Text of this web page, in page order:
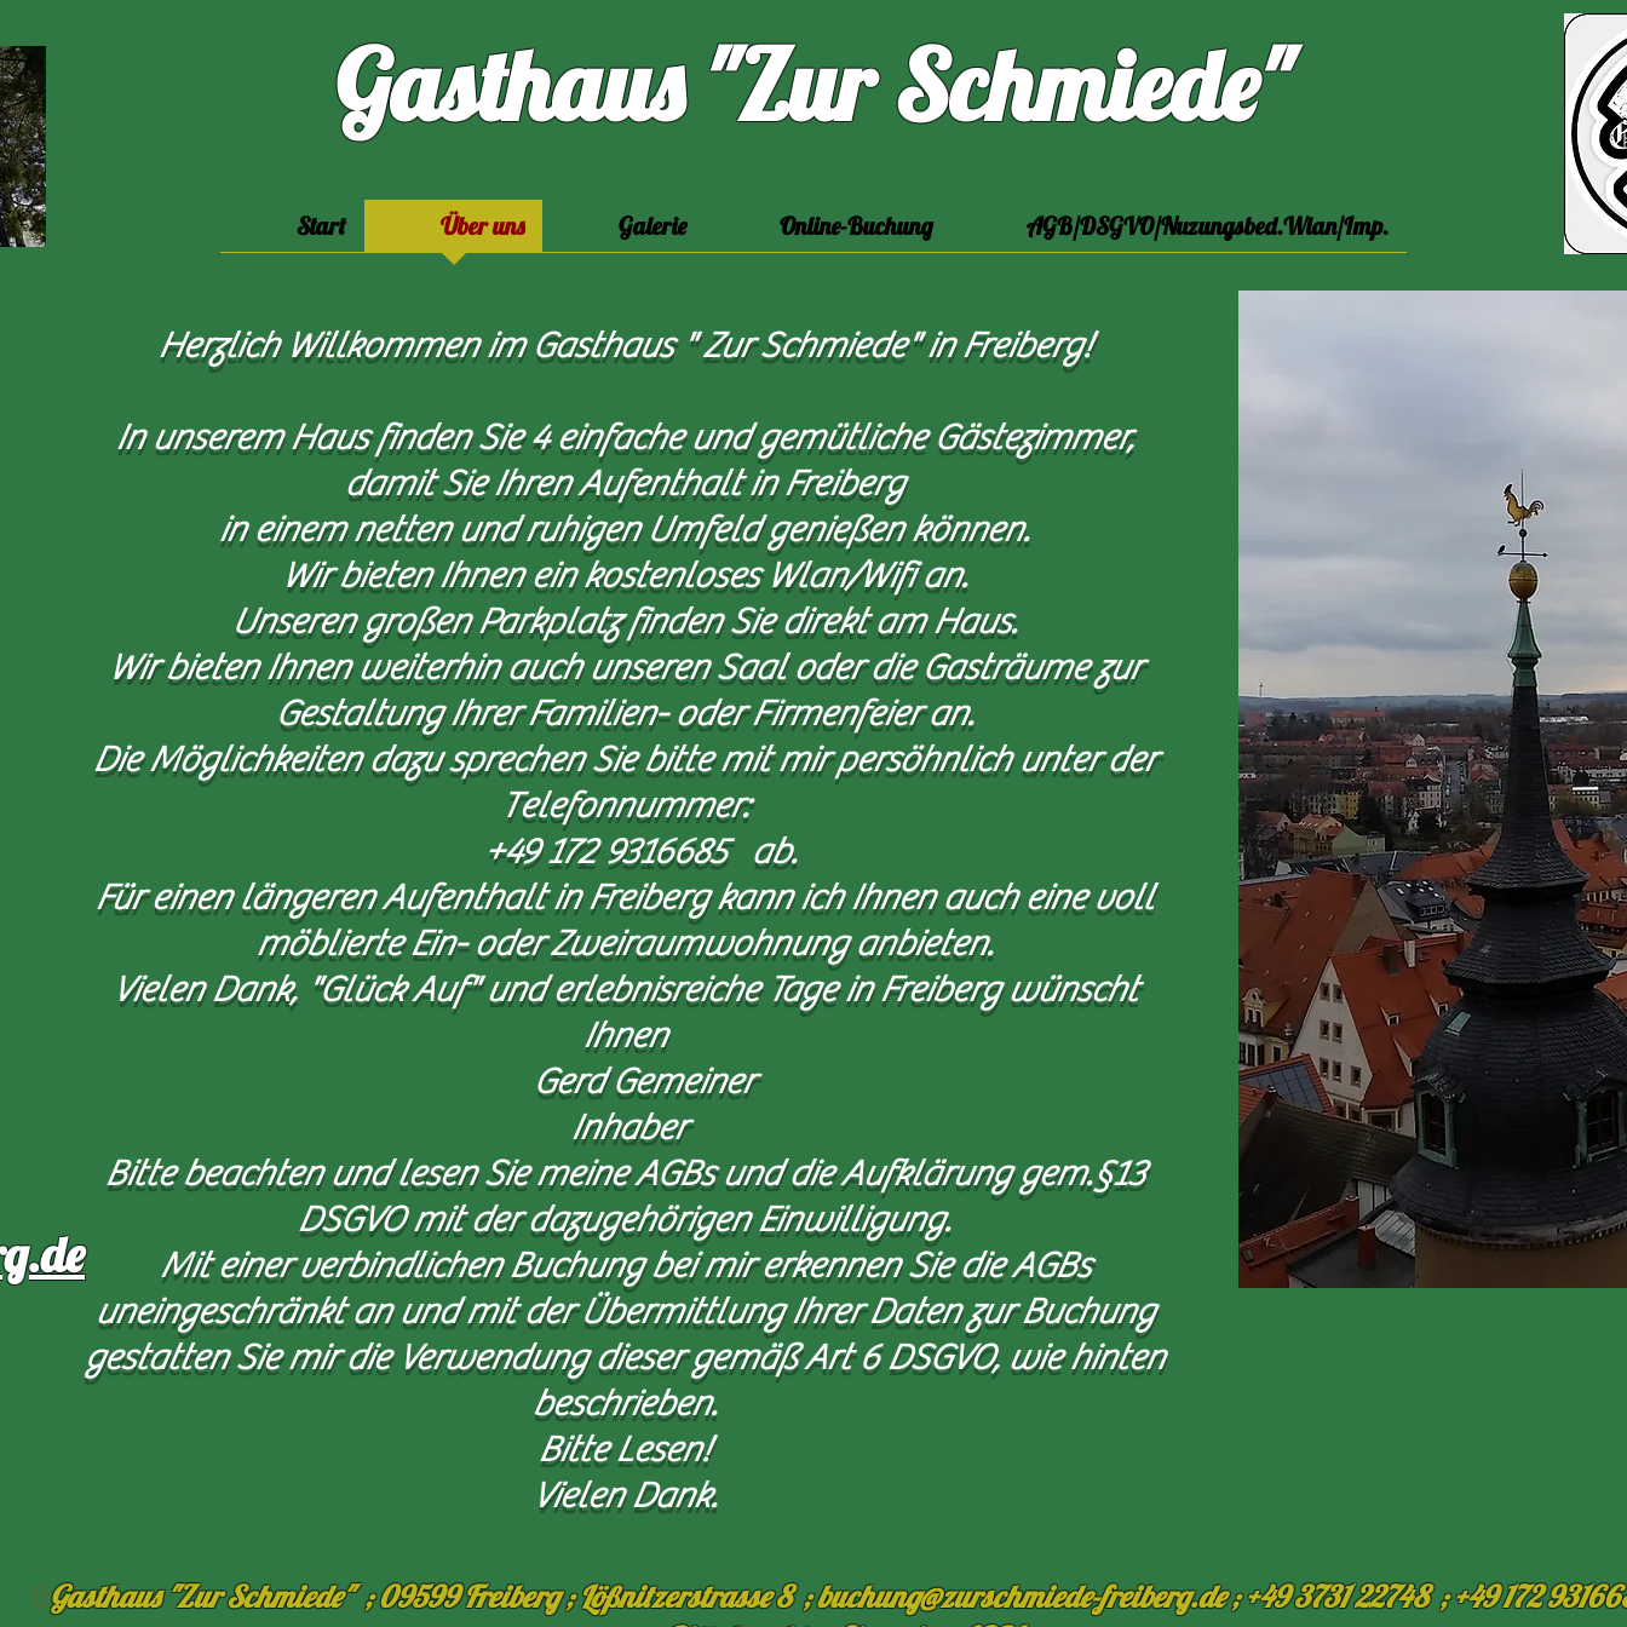
Gasthaus "Zur Schmiede"
Start Über uns Galerie Online-Buchung AGB/DSGVO/Nuzungsbed.Wlan/Imp.
Herzlich Willkommen im Gasthaus " Zur Schmiede" in Freiberg!
In unserem Haus finden Sie 4 einfache und gemütliche Gästezimmer,
damit Sie Ihren Aufenthalt in Freiberg
in einem netten und ruhigen Umfeld genießen können.
Wir bieten Ihnen ein kostenloses Wlan/Wifi an.
Unseren großen Parkplatz finden Sie direkt am Haus.
Wir bieten Ihnen weiterhin auch unseren Saal oder die Gasträume zur
Gestaltung Ihrer Familien- oder Firmenfeier an.
Die Möglichkeiten dazu sprechen Sie bitte mit mir persöhnlich unter der
Telefonnummer:
+49 172 9316685 ab.
Für einen längeren Aufenthalt in Freiberg kann ich Ihnen auch eine voll
möblierte Ein- oder Zweiraumwohnung anbieten.
Vielen Dank, "Glück Auf" und erlebnisreiche Tage in Freiberg wünscht
Ihnen
Gerd Gemeiner
Inhaber
Bitte beachten und lesen Sie meine AGBs und die Aufklärung gem.§13
DSGVO mit der dazugehörigen Einwilligung.
Mit einer verbindlichen Buchung bei mir erkennen Sie die AGBs
uneingeschränkt an und mit der Übermittlung Ihrer Daten zur Buchung
gestatten Sie mir die Verwendung dieser gemäß Art 6 DSGVO, wie hinten
beschrieben.
Bitte Lesen!
Vielen Dank.
BGasthaus "Zur Schmiede" ; 09599 Freiberg ; Lößnitzerstrasse 8 ; buchung@zurschmiede-freiberg.de ; +49 3731 22748 ; +49 172